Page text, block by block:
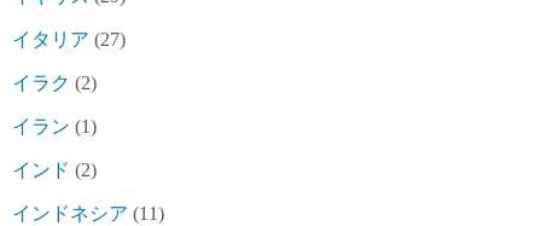
イタリア (27)
イラク (2)
イラン (1)
インド (2)
インドネシア (11)